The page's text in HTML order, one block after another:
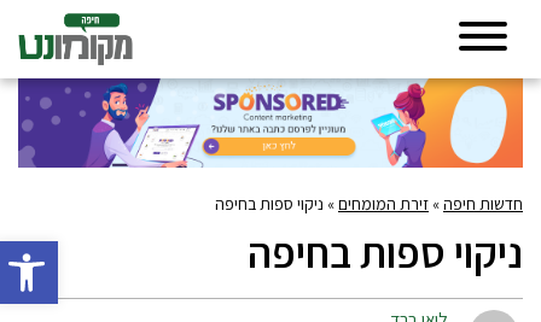
פתח
חדשות חיפה» זירת המומחים» ניקוי ספות בחיפה
ניקוי ספות בחיפה